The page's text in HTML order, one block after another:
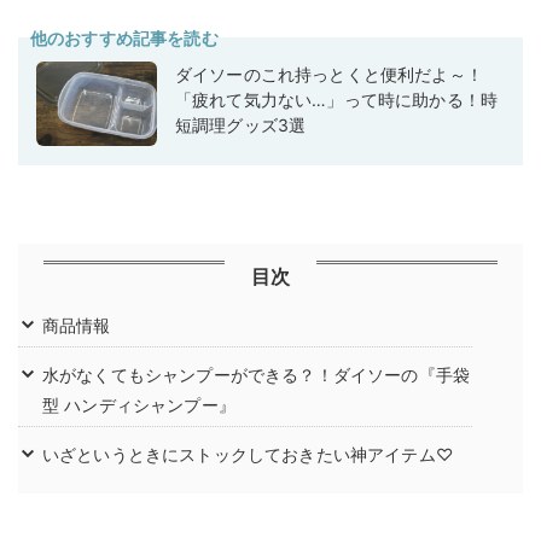
他のおすすめ記事を読む
ダイソーのこれ持っとくと便利だよ～！
「疲れて気力ない…」って時に助かる！時
短調理グッズ3選
目次
商品情報
水がなくてもシャンプーができる？！ダイソーの『手袋
型 ハンディシャンプー』
いざというときにストックしておきたい神アイテム♡